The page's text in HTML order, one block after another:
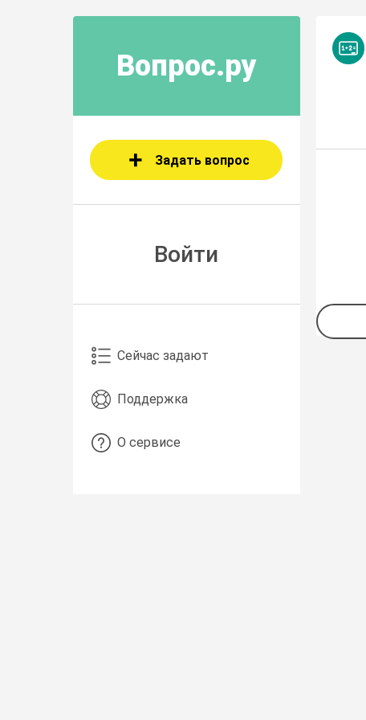
Вопрос.ру
Задать вопрос
Войти
Сейчас задают
Поддержка
О сервисе